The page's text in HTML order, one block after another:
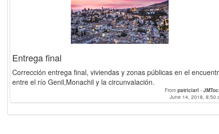
Entrega final
Corrección entrega final, viviendas y zonas públicas en el
entre el río Genil,Monachil y la circunvalación.
From patriciarl -
June 14, 2018, 8:50